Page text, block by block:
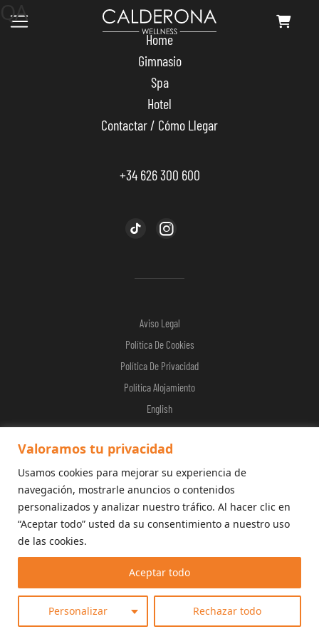
Valoramos tu privacidad
Usamos cookies para mejorar su experiencia de
navegación, mostrarle anuncios o contenidos
personalizados y analizar nuestro tráfico. Al hacer clic en
“Aceptar todo” usted da su consentimiento a nuestro uso
de las cookies.
Personalizar Rechazar todo
Aceptar todo
toQA
Home
Gimnasio
Spa
Hotel
Contactar / Cómo Llegar
+34 626 300 600
Aviso Legal
Política De Cookies
Política De Privacidad
Política Alojamiento
English
© 2026 Calderona Wellness